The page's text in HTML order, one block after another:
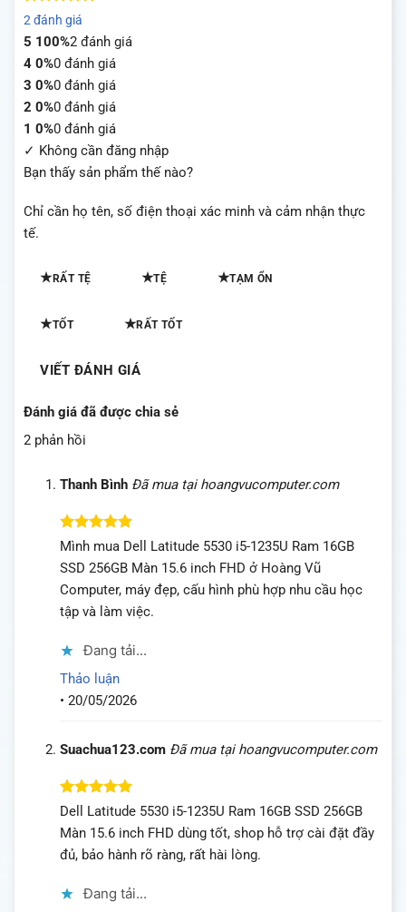
5 trên 5
dựa trên
2
đánh giá
2 đánh giá
5 100%2 đánh giá
4 0%0 đánh giá
3 0%0 đánh giá
2 0%0 đánh giá
1 0%0 đánh giá
✓ Không cần đăng nhập
Bạn thấy sản phẩm thế nào?
Chỉ cần họ tên, số điện thoại xác minh và cảm nhận thực
tế.
★RẤT TỆ ★TỆ ★TẠM ỔN
★TỐT ★RẤT TỐT
VIẾT ĐÁNH GIÁ
Đánh giá đã được chia sẻ
2 phản hồi
Thanh Bình Đã mua tại hoangvucomputer.com
Được xếp
sao
Mình mua Dell Latitude 5530 i5-1235U Ram 16GB
SSD 256GB Màn 15.6 inch FHD ở Hoàng Vũ
Computer, máy đẹp, cấu hình phù hợp nhu cầu học
tập và làm việc.
Đang tải...
Thảo luận
• 20/05/2026
Suachua123.com Đã mua tại hoangvucomputer.com
Được xếp
sao
Dell Latitude 5530 i5-1235U Ram 16GB SSD 256GB
Màn 15.6 inch FHD dùng tốt, shop hỗ trợ cài đặt đầy
đủ, bảo hành rõ ràng, rất hài lòng.
Đang tải...